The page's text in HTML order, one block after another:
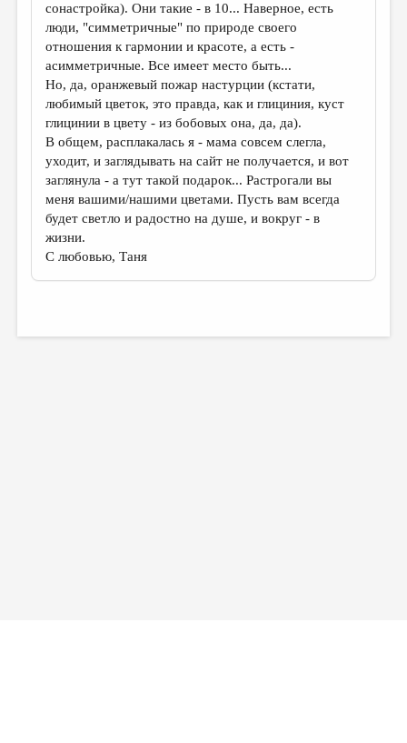
сонастройка). Они такие - в 10... Наверное, есть
люди, "симметричные" по природе своего
отношения к гармонии и красоте, а есть -
асимметричные. Все имеет место быть...
Но, да, оранжевый пожар настурции (кстати,
любимый цветок, это правда, как и глициния, куст
глицинии в цвету - из бобовых она, да, да).
В общем, расплакалась я - мама совсем слегла,
уходит, и заглядывать на сайт не получается, и вот
заглянула - а тут такой подарок... Растрогали вы
меня вашими/нашими цветами. Пусть вам всегда
будет светло и радостно на душе, и вокруг - в
жизни.
С любовью, Таня